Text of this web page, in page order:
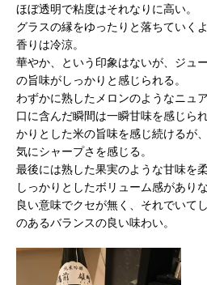
ほぼ透明で粘度はそれなりに高い。
グラスの縁をゆったりと落ちていく
香りは冷涼。
華やか、という印象はないが、ジュ
の旨味がしっかりと感じられる。
わずかに熟したメロンのようなニュ
口に含んだ瞬間は一瞬甘味を感じら
かりとした米の旨味を感じ続けるが
気にシャープさを感じる。
最後には熟した果実のような甘味を
しっかりとしたボリューム感があり
良い意味でクセが無く、それでいて
のあるバランスの良い味わい。